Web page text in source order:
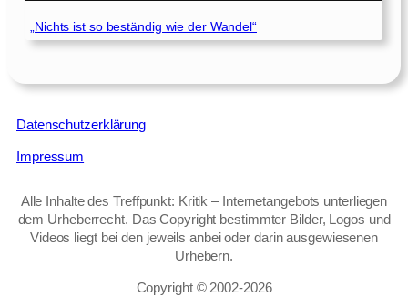
„Nichts ist so beständig wie der Wandel“
Datenschutzerklärung
Impressum
Alle Inhalte des Treffpunkt: Kritik – Internetangebots unterliegen
dem Urheberrecht. Das Copyright bestimmter Bilder, Logos und
Videos liegt bei den jeweils anbei oder darin ausgewiesenen
Urhebern.
Copyright © 2002‑2026